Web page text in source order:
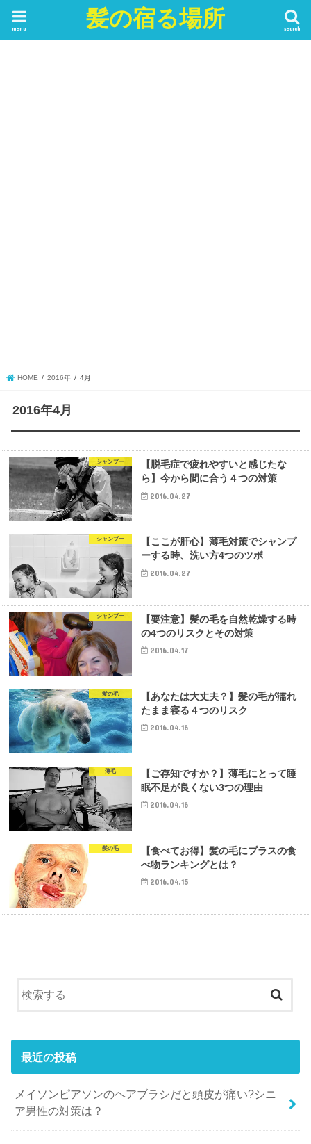
髪の宿る場所 search
menu
HOME 2016年 4月
2016年4月
シャンプー
【脱毛症で疲れやすいと感じたな
ら】今から間に合う４つの対策
2016.04.27
シャンプー
【ここが肝心】薄毛対策でシャンプ
ーする時、洗い方4つのツボ
2016.04.27
シャンプー
【要注意】髪の毛を自然乾燥する時
の4つのリスクとその対策
2016.04.17
髪の毛
【あなたは大丈夫？】髪の毛が濡れ
たまま寝る４つのリスク
2016.04.16
薄毛
【ご存知ですか？】薄毛にとって睡
眠不足が良くない3つの理由
2016.04.16
髪の毛
【食べてお得】髪の毛にプラスの食
べ物ランキングとは？
2016.04.15
最近の投稿
メイソンピアソンのヘアブラシだと頭皮が痛い?シニ
ア男性の対策は？